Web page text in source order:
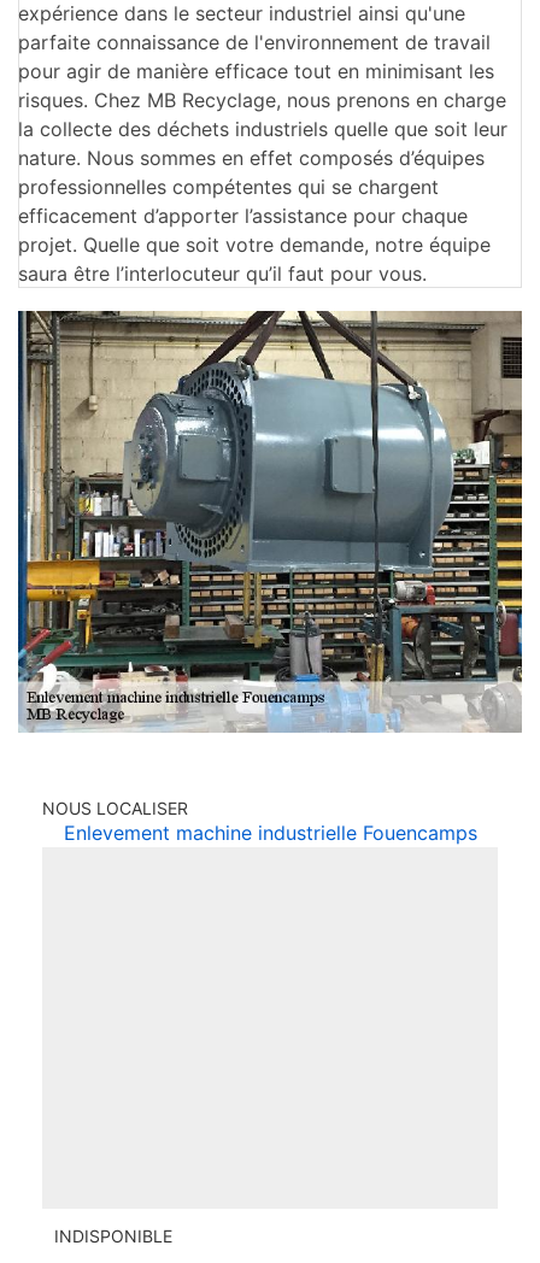
expérience dans le secteur industriel ainsi qu'une
parfaite connaissance de l'environnement de travail
pour agir de manière efficace tout en minimisant les
risques. Chez MB Recyclage, nous prenons en charge
la collecte des déchets industriels quelle que soit leur
nature. Nous sommes en effet composés d’équipes
professionnelles compétentes qui se chargent
efficacement d’apporter l’assistance pour chaque
projet. Quelle que soit votre demande, notre équipe
saura être l’interlocuteur qu’il faut pour vous.
NOUS LOCALISER
Enlevement machine industrielle Fouencamps
INDISPONIBLE